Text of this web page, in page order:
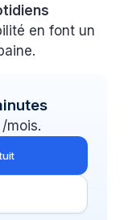
en font un
mois.